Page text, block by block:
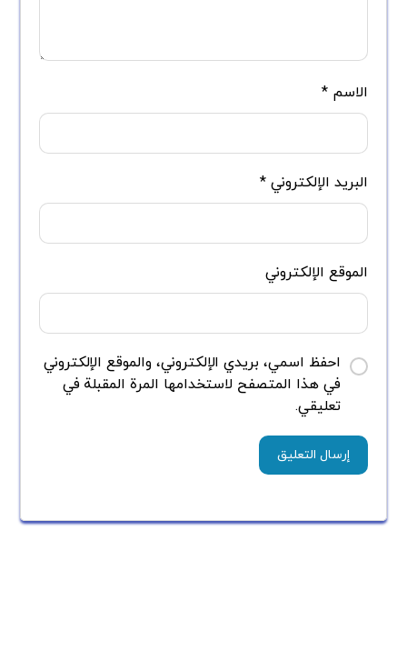
الاسم*
البريد الإلكتروني *
الموقع الإلكتروني
احفظ اسمي، بريدي الإلكتروني، والموقع الإلكتروني
في هذا المتصفح لاستخدامها المرة المقبلة في
تعليقي.